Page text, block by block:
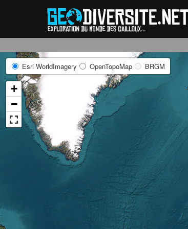
Esri WorldImagery OpenTopoMap BRGM
+
−